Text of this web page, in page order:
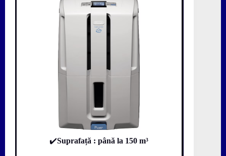
✔️Suprafață : până la 150 m³